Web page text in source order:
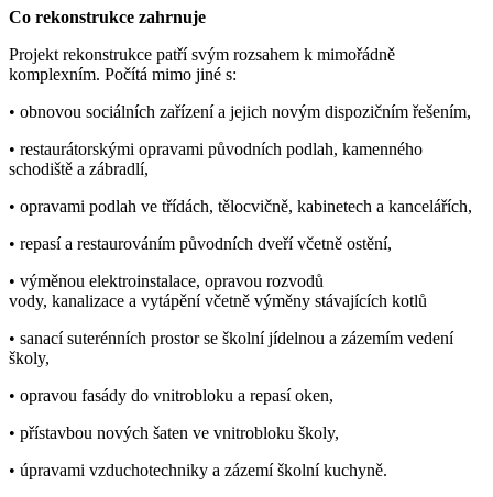
Co rekonstrukce zahrnuje
Projekt rekonstrukce patří svým rozsahem k mimořádně
komplexním. Počítá mimo jiné s:
• obnovou sociálních zařízení a jejich novým dispozičním řešením,
• restaurátorskými opravami původních podlah, kamenného
schodiště a zábradlí,
• opravami podlah ve třídách, tělocvičně, kabinetech a kancelářích,
• repasí a restaurováním původních dveří včetně ostění,
• výměnou elektroinstalace, opravou rozvodů
vody, kanalizace a vytápění včetně výměny stávajících kotlů
• sanací suterénních prostor se školní jídelnou a zázemím vedení
školy,
• opravou fasády do vnitrobloku a repasí oken,
• přístavbou nových šaten ve vnitrobloku školy,
• úpravami vzduchotechniky a zázemí školní kuchyně.